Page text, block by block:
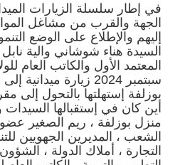
في إطار سلسلة الزيارات
الجهة والقرب من مشاغل
إليهم والإطلاع على الوضع
السيدة هناء شوشاني والية
سبتمبر 2024 زيارة
بوزلفة إستهلتها بالتحول إلى
أين كان في إستقبالها السيدات
منزل بوزلفة ، ريم الصغير
الشعب ، المديرين الجهويين
التجارة ، أملاك الدولة ، الشؤون